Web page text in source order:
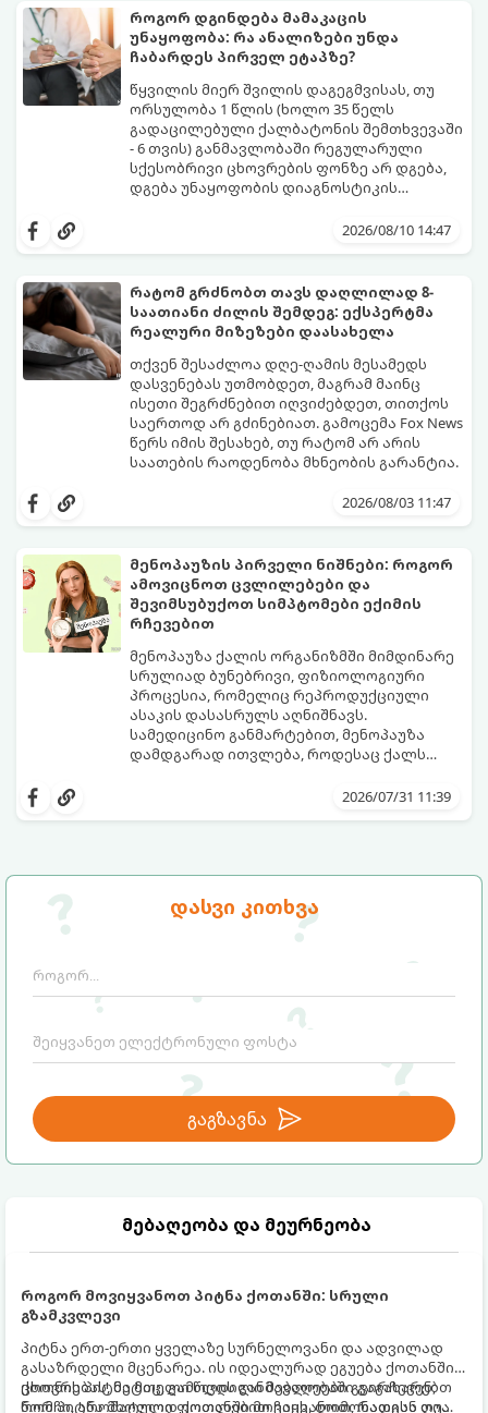
დასვი კითხვა
გაგზავნა
მებაღეობა და მეურნეობა
როგორ მოვიყვანოთ პიტნა ქოთანში: სრული
გზამკვლევი
პიტნა ერთ-ერთი ყველაზე სურნელოვანი და ადვილად
გასაზრდელი მცენარეა. ის იდეალურად ეგუება ქოთანში
ცხოვრებას, მეტიც, გამოცდილი მებაღეები გვირჩევენ,
რომ პიტნა მხოლოდ ქოთანში მოვიყვანოთ, რადგან ღია
ქოთნის პიტნა მთელი წლის განმავლობაში გაგახარებთ
ნორჩი, არომატული ფოთლებით ჩაის, ლიმონათისა თუ
კომში ნამდვილი აღმოჩენაა მათთვის,
ვინც ზრუნავს სისხლში შაქრის
(გლუკოზის) სტაბილურ დონეზე და სურს
დაიცვას ორგანიზმი ენერგიის მკვეთრი
ვარდნისგან.
გთავაზობთ მეცნიერულ განმარტებას, თუ
როგორ მუშაობს ეს ხილი და როგორ
ჩავრთოთ ის რაციონში სწორად:
როგორ დგინდება მამაკაცის
უნაყოფობა: რა ანალიზები უნდა
ჩაბარდეს პირველ ეტაპზე?
წყვილის მიერ შვილის დაგეგმვისას, თუ
ორსულობა 1 წლის (ხოლო 35 წელს
გადაცილებული ქალბატონის შემთხვევაში
- 6 თვის) განმავლობაში რეგულარული
სქესობრივი ცხოვრების ფონზე არ დგება,
დგება უნაყოფობის დიაგნოსტიკის
საპირისპიროდ, უნაყოფობის მიზეზი
მამაკაცის ორგანიზმის გამოკვლევა
ბევრად უფრო მარტივი, სწრაფი და
ნაკლებად ინვაზიურია.
იმისათვის, რომ დრო არ დაკარგოთ და
სწორად დაიწყოთ გამოკვლევის პროცესი,
განვიხილოთ, რა პირველადი ანალიზები
და კვლევები უნდა ჩააბაროს მამაკაცმა.
2026/08/10 14:47
რატომ გრძნობთ თავს დაღლილად 8-
საათიანი ძილის შემდეგ: ექსპერტმა
რეალური მიზეზები დაასახელა
თქვენ შესაძლოა დღე-ღამის მესამედს
დასვენებას უთმობდეთ, მაგრამ მაინც
ისეთი შეგრძნებით იღვიძებდეთ, თითქოს
საერთოდ არ გძინებიათ. გამოცემა Fox News
წერს იმის შესახებ, თუ რატომ არ არის
საათების რაოდენობა მხნეობის გარანტია.
2026/08/03 11:47
მენოპაუზის პირველი ნიშნები: როგორ
ამოვიცნოთ ცვლილებები და
შევიმსუბუქოთ სიმპტომები ექიმის
რჩევებით
მენოპაუზა ქალის ორგანიზმში მიმდინარე
სრულიად ბუნებრივი, ფიზიოლოგიური
პროცესია, რომელიც რეპროდუქციული
ასაკის დასასრულს აღნიშნავს.
სამედიცინო განმარტებით, მენოპაუზა
დამდგარად ითვლება, როდესაც ქალს
ცვლილებები ამ მომენტამდე ბევრად ადრე
და შესაძლოა 4-დან 8 წლამდე
გარეშე გაიაროთ, მნიშვნელოვანია
იცოდეთ, რა სიგნალებს გზავნის ორგანიზმი
2026/07/31 11:39